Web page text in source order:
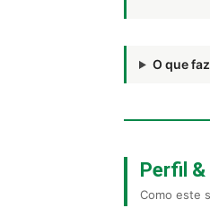
O que
Perfil
Como este